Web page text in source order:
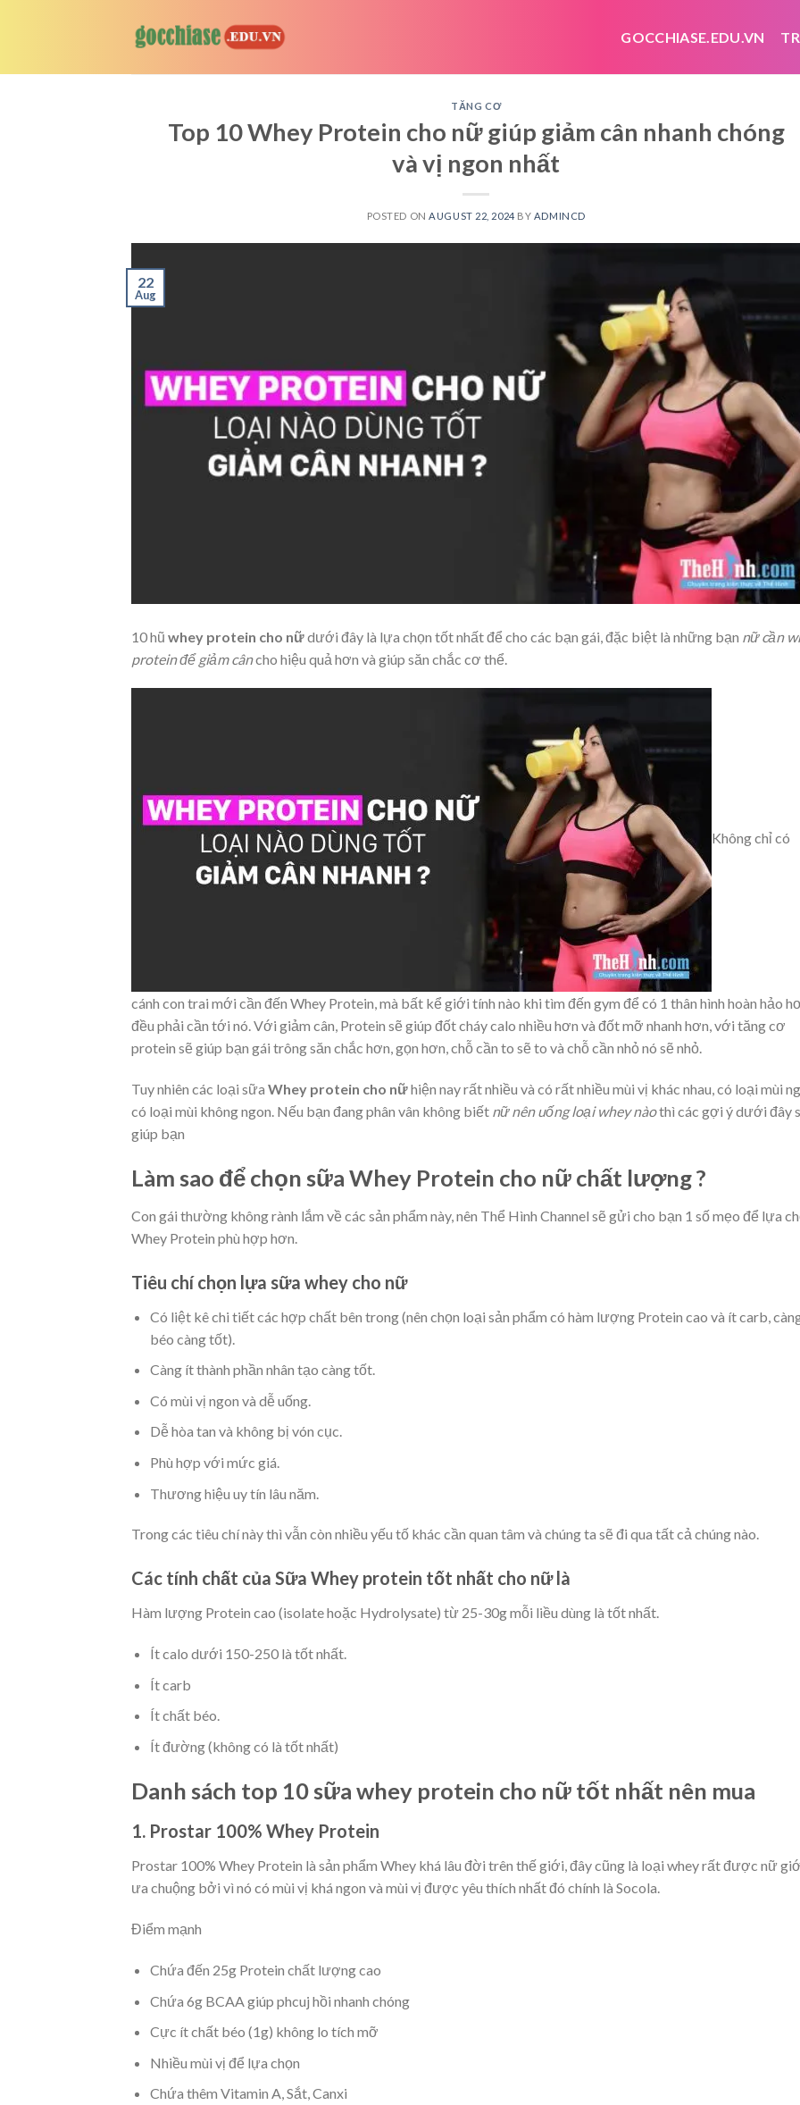
GOCCHIASE.EDU.VN
TĂNG CƠ
Top 10 Whey Protein cho nữ giúp giảm cân nhanh chóng
và vị ngon nhất
POSTED ON AUGUST 22, 2024 BY ADMINCD
22
Aug
10 hũ whey protein cho nữdưới đây là lựa chọn tốt nhất để cho các bạn gái, đặc biệt là những bạn nữ cần
protein để giảm câncho hiệu quả hơn và giúp săn chắc cơ thể.
Không chỉ có
cánh con trai mới cần đến Whey Protein, mà bất kể giới tính nào khi tìm đến gym để có 1 thân hình hoàn hảo
đều phải cần tới nó. Với giảm cân, Protein sẽ giúp đốt cháy calo nhiều hơn và đốt mỡ nhanh hơn, với tăng cơ
protein sẽ giúp bạn gái trông săn chắc hơn, gọn hơn, chỗ cần to sẽ to và chỗ cần nhỏ nó sẽ nhỏ.
Tuy nhiên các loại sữa Whey protein cho nữhiện nay rất nhiều và có rất nhiều mùi vị khác nhau, có loại mùi
có loại mùi không ngon. Nếu bạn đang phân vân không biết nữ nên uống loại whey nàothì các gợi ý dưới đây
giúp bạn
Làm sao để chọn sữa Whey Protein cho nữ chất lượng ?
Con gái thường không rành lắm về các sản phẩm này, nên Thể Hình Channel sẽ gửi cho bạn 1 số mẹo để lựa
Whey Protein phù hợp hơn.
Tiêu chí chọn lựa sữa whey cho nữ
Có liệt kê chi tiết các hợp chất bên trong (nên chọn loại sản phẩm có hàm lượng Protein cao và ít carb,
béo càng tốt).
Càng ít thành phần nhân tạo càng tốt.
Có mùi vị ngon và dễ uống.
Dễ hòa tan và không bị vón cục.
Phù hợp với mức giá.
Thương hiệu uy tín lâu năm.
Trong các tiêu chí này thì vẫn còn nhiều yếu tố khác cần quan tâm và chúng ta sẽ đi qua tất cả chúng nào.
Các tính chất của Sữa Whey protein tốt nhất cho nữ là
Hàm lượng Protein cao (isolate hoặc Hydrolysate) từ 25-30g mỗi liều dùng là tốt nhất.
Ít calo dưới 150-250 là tốt nhất.
Ít carb
Ít chất béo.
Ít đường (không có là tốt nhất)
Danh sách top 10 sữa whey protein cho nữ tốt nhất nên mua
1. Prostar 100% Whey Protein
Prostar 100% Whey Protein là sản phẩm Whey khá lâu đời trên thế giới, đây cũng là loại whey rất được nữ
ưa chuộng bởi vì nó có mùi vị khá ngon và mùi vị được yêu thích nhất đó chính là Socola.
Điểm mạnh
Chứa đến 25g Protein chất lượng cao
Chứa 6g BCAA giúp phcuj hồi nhanh chóng
Cực ít chất béo (1g) không lo tích mỡ
Nhiều mùi vị để lựa chọn
Chứa thêm Vitamin A, Sắt, Canxi